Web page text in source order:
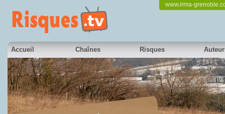
www.irma-
Accueil Chaînes Risques